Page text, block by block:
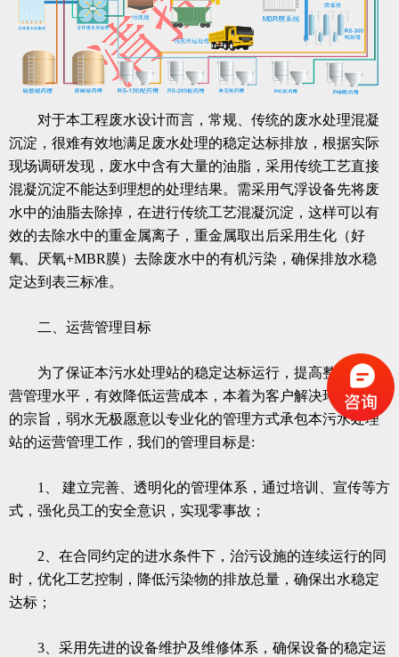
对于本工程废水设计而言，常规、传统的废水处理混凝
沉淀，很难有效地满足废水处理的稳定达标排放，根据实际
现场调研发现，废水中含有大量的油脂，采用传统工艺直接
混凝沉淀不能达到理想的处理结果。需采用气浮设备先将废
水中的油脂去除掉，在进行传统工艺混凝沉淀，这样可以有
效的去除水中的重金属离子，重金属取出后采用生化（好
氧、厌氧+MBR膜）去除废水中的有机污染，确保排放水稳
定达到表三标准。
二、运营管理目标
为了保证本污水处理站的稳定达标运行，提高整体的运
营管理水平，有效降低运营成本，本着为客户解决环保难题
的宗旨， 弱水无极愿意以专业化的管理方式承包本污水处理
站的运营管理工作，我们的管理目标是:
1、 建立完善、透明化的管理体系，通过培训、宣传等方
式，强化员工的安全意识，实现零事故；
2、在合同约定的进水条件下，治污设施的连续运行的同
时，优化工艺控制，降低污染物的排放总量，确保出水稳定
达标；
3、采用先进的设备维护及维修体系，确保设备的稳定运